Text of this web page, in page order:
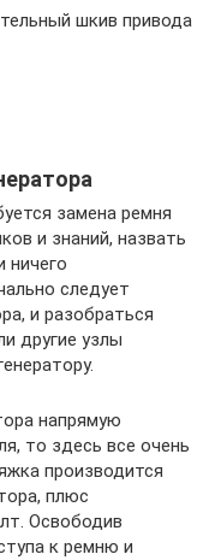
шкив привода
замена ремня
и знаний, назвать
ничего
следует
и разобраться
другие узлы
напрямую
то здесь все очень
производится
плюс
Освободив
к ремню и